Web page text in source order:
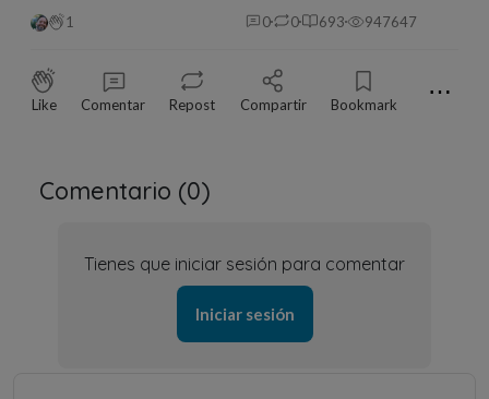
1 0 0 693 947647
Like Comentar Repost Compartir Bookmark ⋯
Comentario (0)
Tienes que iniciar sesión para comentar
Iniciar sesión